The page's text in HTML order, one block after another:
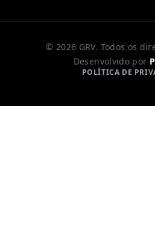
© 2026 GRV. Todos os
Desenvolvido por
POLÍTICA DE